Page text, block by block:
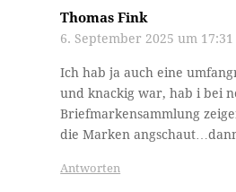
Thomas Fink
6. September 2025 um
Ich hab ja auch eine
und knackig war, hab i bei
Briefmarkensammlung
die Marken
Antworten